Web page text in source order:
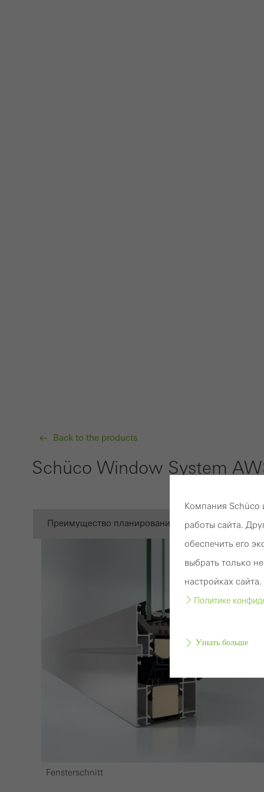
Back to the products
Schüco Window System
Преимущество планирования Галерея
Fensterschnitt
Компания Schüco
работы сайта.
обеспечить его
выбрать только
настройках
Политике
Узнать больше